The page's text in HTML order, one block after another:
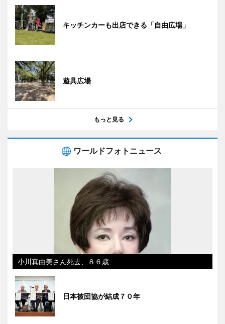
キッチンカーも出店できる「自由広場」
遊具広場
もっと見る
ワールドフォトニュース
小川真由美さん死去、８６歳
日本被団協が結成７０年